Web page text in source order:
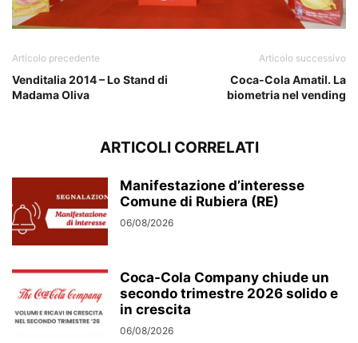
Articolo precedente
Venditalia 2014 – Lo Stand di
Madama Oliva
Articolo successivo
Coca-Cola Amatil. La
biometria nel vending
ARTICOLI CORRELATI
Manifestazione d’interesse
Comune di Rubiera (RE)
06/08/2026
Coca-Cola Company chiude un
secondo trimestre 2026 solido e
in crescita
06/08/2026